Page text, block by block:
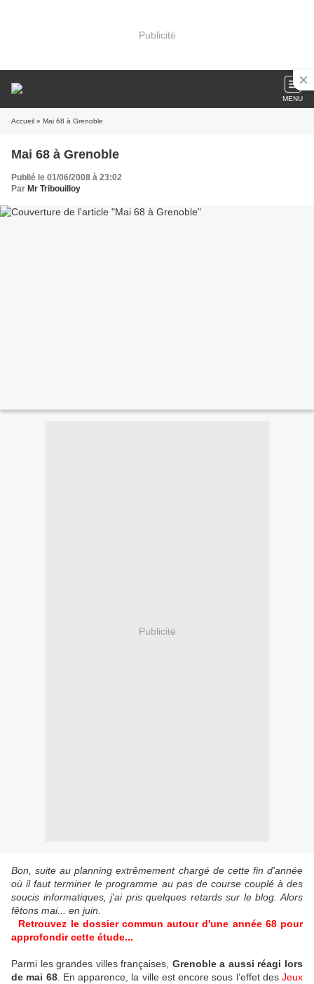
Publicité
MENU
Accueil » Mai 68 à Grenoble
Mai 68 à Grenoble
Publié le 01/06/2008 à 23:02
Par Mr Tribouilloy
Publicité
Bon, suite au planning extrêmement chargé de cette fin d'année
où il faut terminer le programme au pas de course couplé à des
soucis informatiques, j'ai pris quelques retards sur le blog. Alors
fêtons mai... en juin.
Retrouvez le dossier commun autour d'une année 68 pour
approfondir cette étude...
Parmi les grandes villes françaises, Grenoble a aussi réagi lors
de mai 68. En apparence, la ville est encore sous l’effet des Jeux